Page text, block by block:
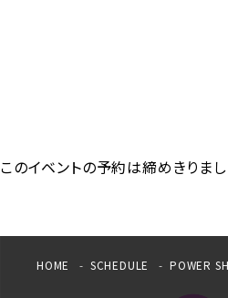
このイベントの予約は締めきりまし
HOME SCHEDULE POWER